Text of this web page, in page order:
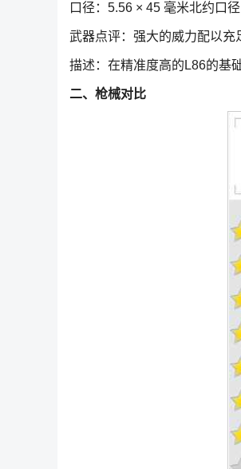
口径：5.56 × 45 毫米北约口径
武器点评：强大的威力配以充
描述：在精准度高的L86的基
二、枪械对比